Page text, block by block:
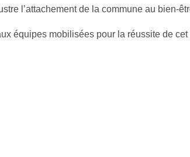
l’attachement de la commune au bien-
équipes mobilisées pour la réussite de cet